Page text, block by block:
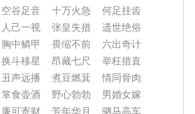
空谷足音 十万火急
何足挂齿
人己一视 张皇失措
遗世绝俗
胸中鳞甲 畏缩不前
六出奇计
换斗移星 昂藏七尺
举枉措直
丑声远播 煮豆燃萁
情同骨肉
箪食壶酒 野心勃勃
男婚女嫁
廉可寄财 芳年华月
驷马高车